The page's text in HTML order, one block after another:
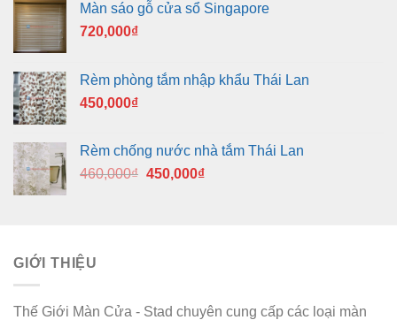
Màn sáo gỗ cửa sổ Singapore
720,000₫
Rèm phòng tắm nhập khẩu Thái Lan
450,000₫
Rèm chống nước nhà tắm Thái Lan
460,000₫ Giá
450,000₫Giá
GIỚI THIỆU
Thế Giới Màn Cửa - Stad chuyên cung cấp các loại màn